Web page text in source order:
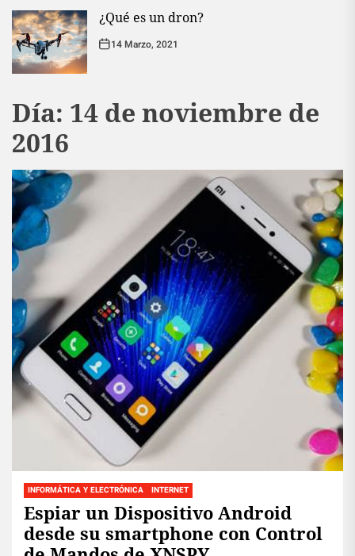
¿Qué es un dron?
14 Marzo, 2021
Día: 14 de noviembre de
2016
INFORMÁTICA Y ELECTRÓNICA INTERNET
Espiar un Dispositivo Android
desde su smartphone con Control